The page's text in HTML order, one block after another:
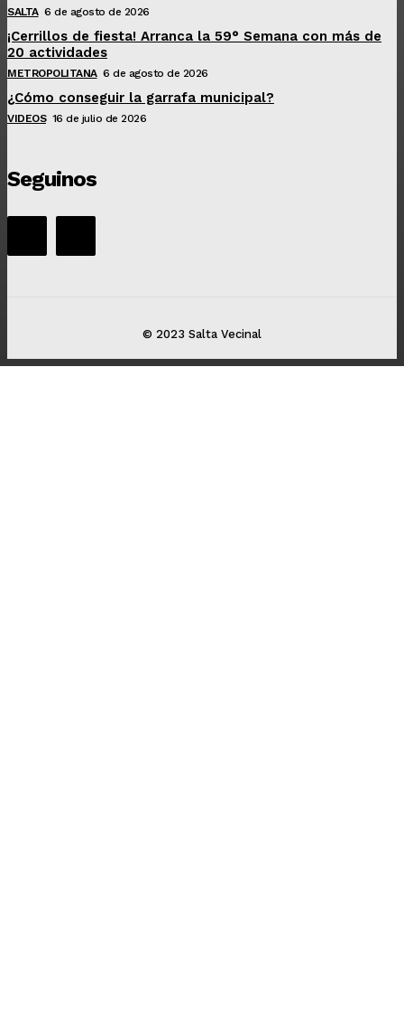
SALTA 6 de agosto de 2026
¡Cerrillos de fiesta! Arranca la 59° Semana con más de
20 actividades
METROPOLITANA 6 de agosto de 2026
¿Cómo conseguir la garrafa municipal?
VIDEOS 16 de julio de 2026
Seguinos
© 2023 Salta Vecinal